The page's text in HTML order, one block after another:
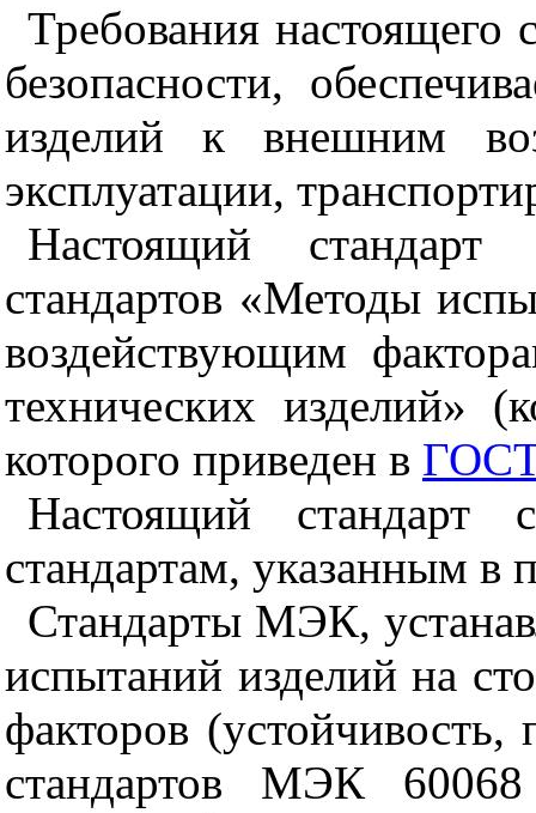
Требования настоящего
безопасности,
изделий к внешним
эксплуатации,
Настоящий стандарт
стандартов «Методы
воздействующим
технических изделий»
которого приведен в
Настоящий стандарт
стандартам, указанным в
Стандарты МЭК,
испытаний изделий на
факторов
стандартов МЭК 60068